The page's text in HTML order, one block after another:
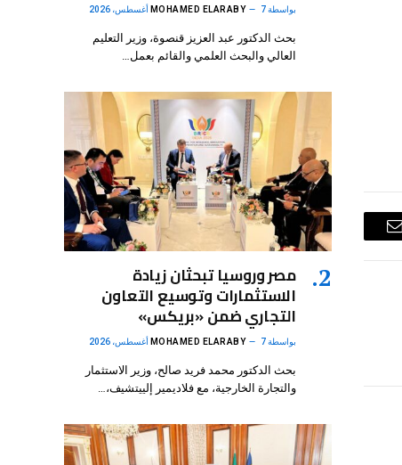
البريد
بواسطة MOHAMED ELARABY 7 أغسطس، 2026
بحث الدكتور عبد العزيز قنصوة، وزير التعليم
العالي والبحث العلمي والقائم بعمل…
مصر وروسيا تبحثان زيادة
الاستثمارات وتوسيع التعاون
التجاري ضمن «بريكس»
بواسطة MOHAMED ELARABY 7 أغسطس، 2026
بحث الدكتور محمد فريد صالح، وزير الاستثمار
والتجارة الخارجية، مع فلاديمير إلييتشيف،…